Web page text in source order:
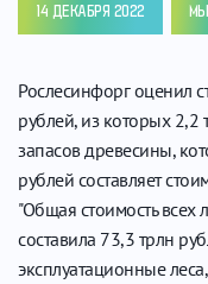
14 ДЕКАБРЯ 2022
Рослесинфорг оценил
рублей, из которых 2,2
запасов древесины,
рублей составляет
"Общая стоимость всех
составила 73,3 трлн
эксплуатационные